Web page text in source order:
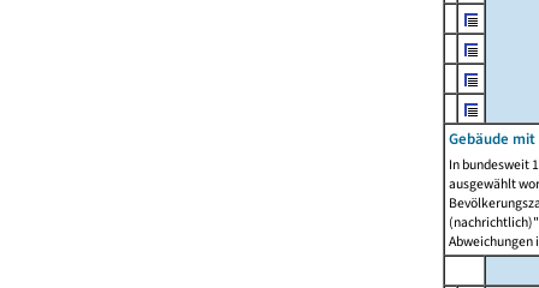
Gebäude mit
In bundesweit
ausgewählt
Abweichungen